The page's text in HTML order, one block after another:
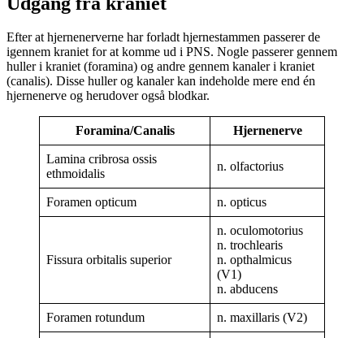
Efter at hjernenerverne har forladt hjernestammen passerer de
igennem kraniet for at komme ud i PNS. Nogle passerer gennem
huller i kraniet (foramina) og andre gennem kanaler i kraniet
(canalis). Disse huller og kanaler kan indeholde mere end én
hjernenerve og herudover også blodkar.
Foramina/Canalis Hjernenerve
Lamina cribrosa ossis
ethmoidalis
n. olfactorius
Foramen opticum n. opticus
Fissura orbitalis superior
n. oculomotorius
n. trochlearis
n. opthalmicus
(V1)
n. abducens
Foramen rotundum n. maxillaris (V2)